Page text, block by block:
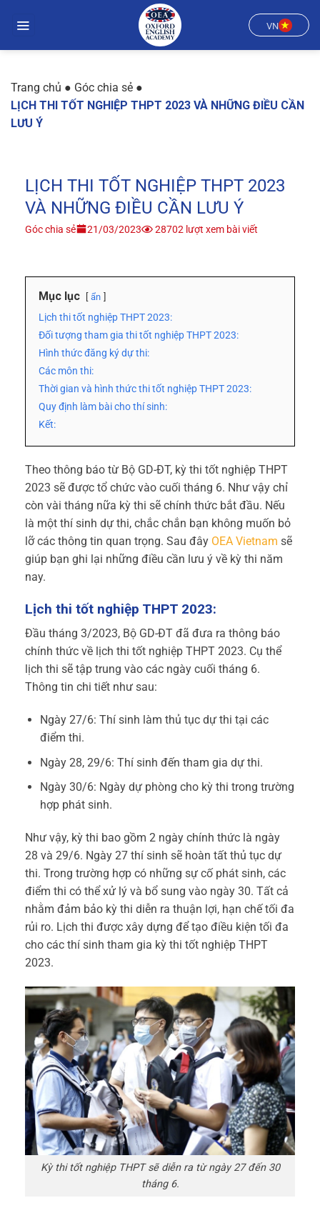
đến
VN
Trang chủ ● Góc chia sẻ ●
LỊCH THI TỐT NGHIỆP THPT 2023 VÀ NHỮNG ĐIỀU CẦN
LƯU Ý
LỊCH THI TỐT NGHIỆP THPT 2023
VÀ NHỮNG ĐIỀU CẦN LƯU Ý
Góc chia sẻ 21/03/2023 28702 lượt xem bài viết
Mục lục ẩn
Lịch thi tốt nghiệp THPT 2023:
Đối tượng tham gia thi tốt nghiệp THPT 2023:
Hình thức đăng ký dự thi:
Các môn thi:
Thời gian và hình thức thi tốt nghiệp THPT 2023:
Quy định làm bài cho thí sinh:
Kết:
Theo thông báo từ Bộ GD-ĐT, kỳ thi tốt nghiệp THPT
2023 sẽ được tổ chức vào cuối tháng 6. Như vậy chỉ
còn vài tháng nữa kỳ thi sẽ chính thức bắt đầu. Nếu
là một thí sinh dự thi, chắc chắn bạn không muốn bỏ
lỡ các thông tin quan trọng. Sau đây OEA Vietnam sẽ
giúp bạn ghi lại những điều cần lưu ý về kỳ thi năm
nay.
Lịch thi tốt nghiệp THPT 2023:
Đầu tháng 3/2023, Bộ GD-ĐT đã đưa ra thông báo
chính thức về lịch thi tốt nghiệp THPT 2023. Cụ thể
lịch thi sẽ tập trung vào các ngày cuối tháng 6.
Thông tin chi tiết như sau:
Ngày 27/6: Thí sinh làm thủ tục dự thi tại các
điểm thi.
Ngày 28, 29/6: Thí sinh đến tham gia dự thi.
Ngày 30/6: Ngày dự phòng cho kỳ thi trong trường
hợp phát sinh.
Như vậy, kỳ thi bao gồm 2 ngày chính thức là ngày
28 và 29/6. Ngày 27 thí sinh sẽ hoàn tất thủ tục dự
thi. Trong trường hợp có những sự cố phát sinh, các
điểm thi có thể xử lý và bổ sung vào ngày 30. Tất cả
nhằm đảm bảo kỳ thi diễn ra thuận lợi, hạn chế tối đa
rủi ro. Lịch thi được xây dựng để tạo điều kiện tối đa
cho các thí sinh tham gia kỳ thi tốt nghiệp THPT
2023.
Kỳ thi tốt nghiệp THPT sẽ diễn ra từ ngày 27 đến 30
tháng 6.